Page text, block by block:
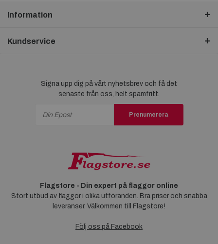
Information
Kundservice
Signa upp dig på vårt nyhetsbrev och få det
senaste från oss, helt spamfritt.
Prenumerera
Flagstore - Din expert på flaggor online
Stort utbud av flaggor i olika utföranden. Bra priser och snabba
leveranser. Välkommen till Flagstore!
Följ oss på Facebook